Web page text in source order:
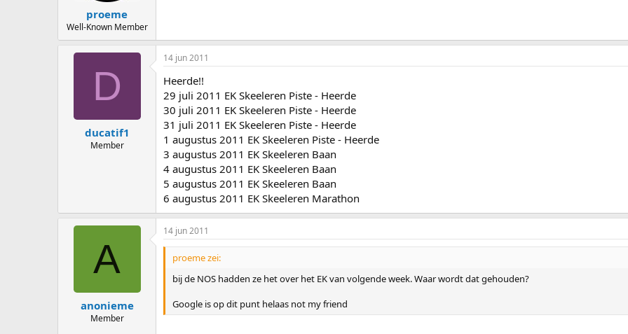
proeme
Well-Known Member
D
ducatif1
Member
14 jun 2011
Heerde!!
29 juli 2011 EK Skeeleren Piste - Heerde
30 juli 2011 EK Skeeleren Piste - Heerde
31 juli 2011 EK Skeeleren Piste - Heerde
1 augustus 2011 EK Skeeleren Piste - Heerde
3 augustus 2011 EK Skeeleren Baan
4 augustus 2011 EK Skeeleren Baan
5 augustus 2011 EK Skeeleren Baan
6 augustus 2011 EK Skeeleren Marathon
A
anonieme
Member
14 jun 2011
proeme zei:
bij de NOS hadden ze het over het EK van volgende week. Waar wordt dat gehouden?
Google is op dit punt helaas not my friend